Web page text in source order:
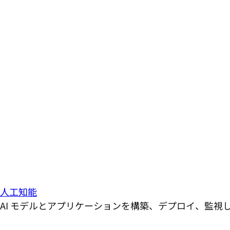
人工知能
AI モデルとアプリケーションを構築、デプロイ、監視